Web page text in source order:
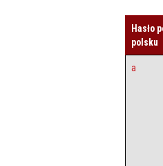
Hasło
polsku
a